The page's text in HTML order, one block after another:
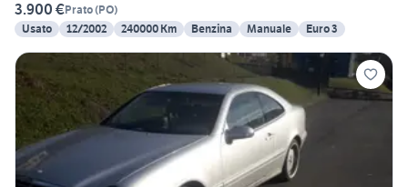
3.900 €Prato(PO)
Usato
12/2002 240000 Km Benzina Manuale Euro 3